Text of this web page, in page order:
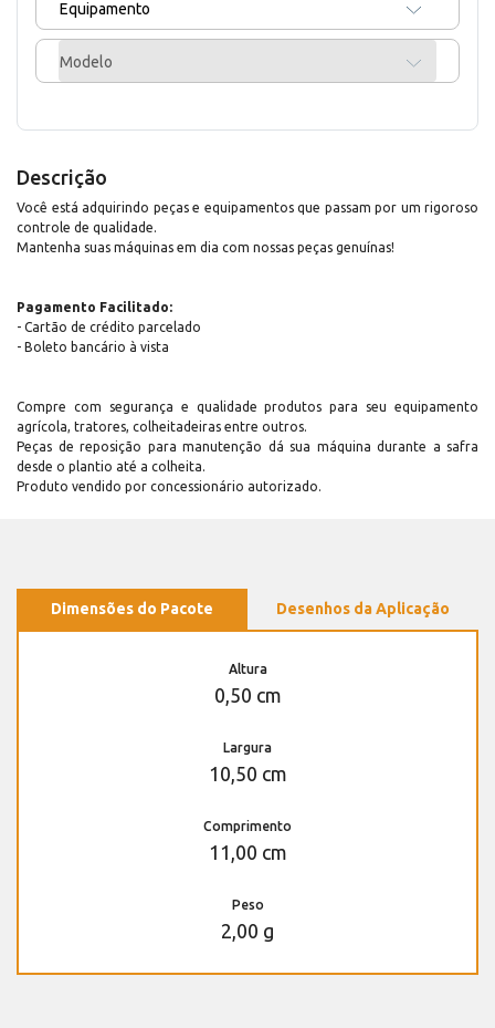
Equipamento
Modelo
Descrição
Você está adquirindo peças e equipamentos que passam por um rigoroso
controle de qualidade.
Mantenha suas máquinas em dia com nossas peças genuínas!
Pagamento Facilitado:
- Cartão de crédito parcelado
- Boleto bancário à vista
Compre com segurança e qualidade produtos para seu equipamento
agrícola, tratores, colheitadeiras entre outros.
Peças de reposição para manutenção dá sua máquina durante a safra
desde o plantio até a colheita.
Produto vendido por concessionário autorizado.
Dimensões do Pacote Desenhos da Aplicação
Altura
0,50 cm
Largura
10,50 cm
Comprimento
11,00 cm
Peso
2,00 g